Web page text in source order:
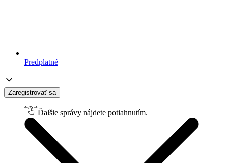
Predplatné
Zaregistrovať sa
Ďalšie správy nájdete potiahnutím.